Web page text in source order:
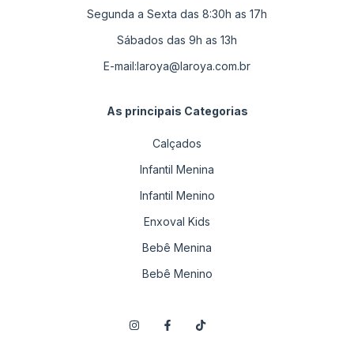
Segunda a Sexta das 8:30h as 17h
Sábados das 9h as 13h
E-mail:laroya@laroya.com.br
As principais Categorias
Calçados
Infantil Menina
Infantil Menino
Enxoval Kids
Bebê Menina
Bebê Menino